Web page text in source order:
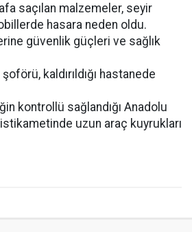
saçılan malzemeler, seyir
hasara neden oldu.
güvenlik güçleri ve sağlık
kaldırıldığı hastanede
kontrollü sağlandığı Anadolu
uzun araç kuyrukları